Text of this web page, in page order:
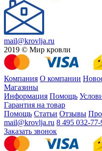
mail@krovlja.ru
2019 © Мир кровли
Компания О компании
Магазины
Информация Помощь
Гарантия на товар
Помощь Статьи Отзывы
mail@krovlja.ru 8 495 032-77-
Заказать звонок